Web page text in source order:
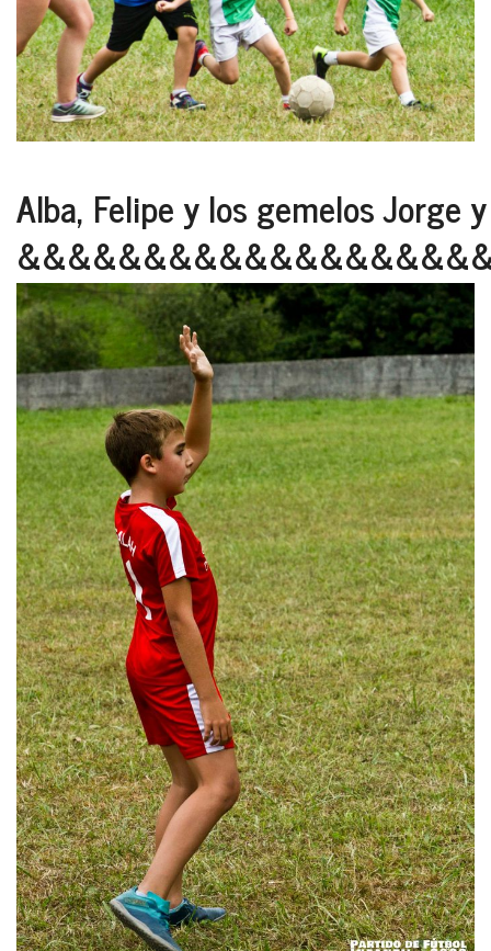
Alba, Felipe y los gemelos Jorge